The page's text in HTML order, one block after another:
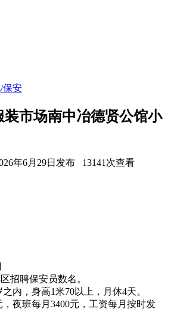
保安
装市场南中冶德贤公馆小
年6月29日发布 13141次查看
招聘保安员数名。
内，身高1米70以上，月休4天。
，夜班每月3400元，工资每月按时发